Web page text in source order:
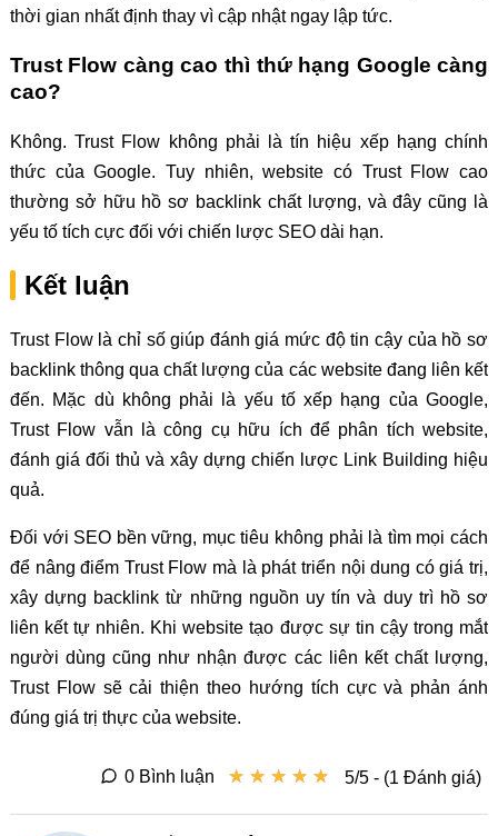
thời gian nhất định thay vì cập nhật ngay lập tức.
Trust Flow càng cao thì thứ hạng Google càng
cao?
Không. Trust Flow không phải là tín hiệu xếp hạng chính
thức của Google. Tuy nhiên, website có Trust Flow cao
thường sở hữu hồ sơ backlink chất lượng, và đây cũng là
yếu tố tích cực đối với chiến lược SEO dài hạn.
Kết luận
Trust Flow là chỉ số giúp đánh giá mức độ tin cậy của hồ sơ
backlink thông qua chất lượng của các website đang liên kết
đến. Mặc dù không phải là yếu tố xếp hạng của Google,
Trust Flow vẫn là công cụ hữu ích để phân tích website,
đánh giá đối thủ và xây dựng chiến lược Link Building hiệu
quả.
Đối với SEO bền vững, mục tiêu không phải là tìm mọi cách
để nâng điểm Trust Flow mà là phát triển nội dung có giá trị,
xây dựng backlink từ những nguồn uy tín và duy trì hồ sơ
liên kết tự nhiên. Khi website tạo được sự tin cậy trong mắt
người dùng cũng như nhận được các liên kết chất lượng,
Trust Flow sẽ cải thiện theo hướng tích cực và phản ánh
đúng giá trị thực của website.
★ ★ ★ ★ ★
★ ★ ★ ★ ★ 5/5 - (1 Đánh giá)
0 Bình luận